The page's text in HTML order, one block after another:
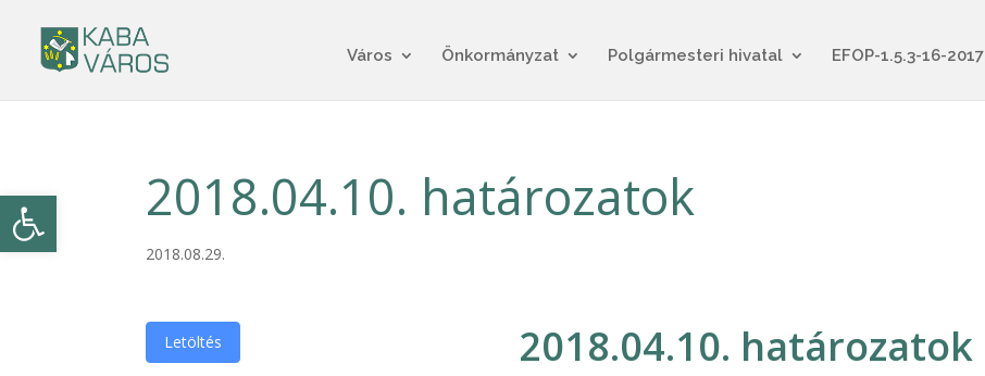
Eszköztár megnyitása
Város Önkormányzat Polgármesteri hivatal EFOP-1.5.3-16-2017
2018.04.10. határozatok
2018.08.29.
Letöltés 2018.04.10. határozatok